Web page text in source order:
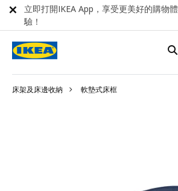
床架及床邊收納 軟墊式床框
立即打開IKEA App，享受更美好的購物體
驗！